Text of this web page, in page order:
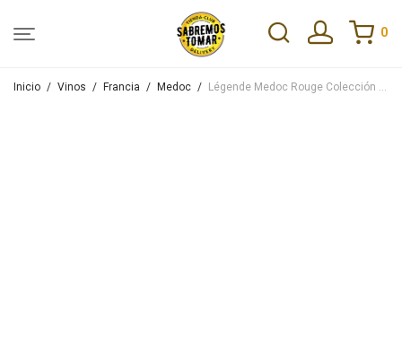
0
Inicio / Vinos / Francia / Medoc / Légende Medoc Rouge Colección Rothschild (Lafite) 750ml